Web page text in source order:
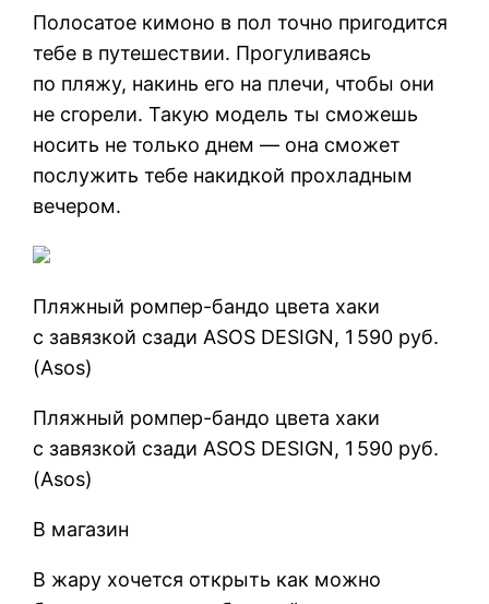
Полосатое кимоно в пол точно пригодится
тебе в путешествии. Прогуливаясь
по пляжу, накинь его на плечи, чтобы они
не сгорели. Такую модель ты сможешь
носить не только днем — она сможет
послужить тебе накидкой прохладным
вечером.
Пляжный ромпер-бандо цвета хаки
с завязкой сзади ASOS DESIGN, 1 590 руб.
(Asos)
Пляжный ромпер-бандо цвета хаки
с завязкой сзади ASOS DESIGN, 1 590 руб.
(Asos)
В магазин
В жару хочется открыть как можно